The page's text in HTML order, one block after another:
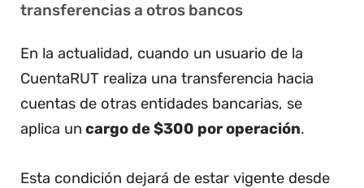
transferencias a otros bancos
En la actualidad, cuando un usuario de la
CuentaRUT realiza una transferencia hacia
cuentas de otras entidades bancarias, se
aplica un cargo de $300 por operación.
Esta condición dejará de estar vigente desde